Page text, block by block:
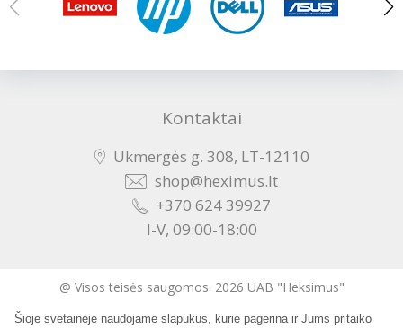
Šioje svetainėje naudojame slapukus, kurie pagerina ir Jums pritaiko
Kontaktai
Ukmergės g. 308, LT-12110
shop@heximus.lt
+370 624 39927
I-V, 09:00-18:00
@ Visos teisės saugomos. 2026 UAB "Heksimus"